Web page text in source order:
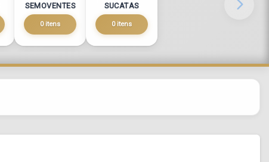
SEMOVENTES
0 itens
SUCATAS
0 itens